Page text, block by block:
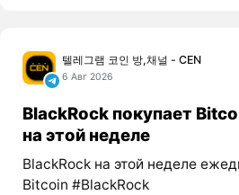
텔레그램 코인 방,채널 - CEN
6 Авг 2026
BlackRock покупает
на этой неделе
BlackRock на этой неделе
Bitcoin #BlackRock